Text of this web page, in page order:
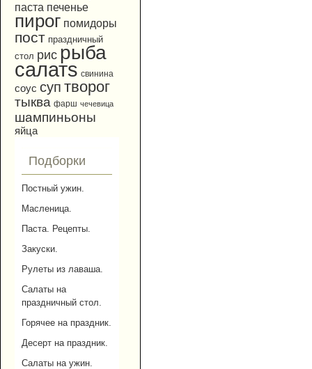
паста печенье
пирог помидоры
пост праздничный
стол рис рыба
салатs свинина
соус суп творог
тыква фарш чечевица
шампиньоны
яйца
Подборки
Постный ужин.
Масленица.
Паста. Рецепты.
Закуски.
Рулеты из лаваша.
Салаты на
праздничный стол.
Горячее на праздник.
Десерт на праздник.
Салаты на ужин.